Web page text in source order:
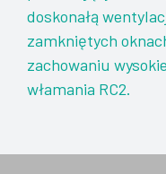
doskonałą
zamkniętych
zachowaniu
włamania RC2.